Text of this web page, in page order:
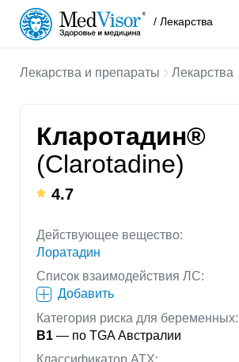
/ Лекарства
Лекарства и препараты Лекарства
Кларотадин®
(Clarotadine)
4.7
Действующее вещество:
Лоратадин
Список взаимодействия ЛС:
Добавить
Категория риска для беременных:
B1 — по TGA Австралии